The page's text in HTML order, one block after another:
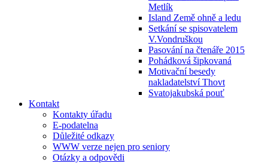
Metlík
Island Země ohně a ledu
Setkání se spisovatelem
V.Vondruškou
Pasování na čtenáře 2015
Pohádková šipkovaná
Motivační besedy
nakladatelství Thovt
Svatojakubská pouť
Kontakt
Kontakty úřadu
E-podatelna
Důležité odkazy
WWW verze nejen pro seniory
Otázky a odpovědi